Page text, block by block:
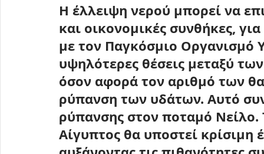
Η έλλειψη νερού μπορεί να
και οικονομικές συνθήκες,
με τον Παγκόσμιο Οργανισμό
υψηλότερες θέσεις μεταξύ
όσον αφορά τον αριθμό των
ρύπανση των υδάτων. Αυτό
ρύπανσης στον ποταμό
Αίγυπτος θα υποστεί κρίσιμη